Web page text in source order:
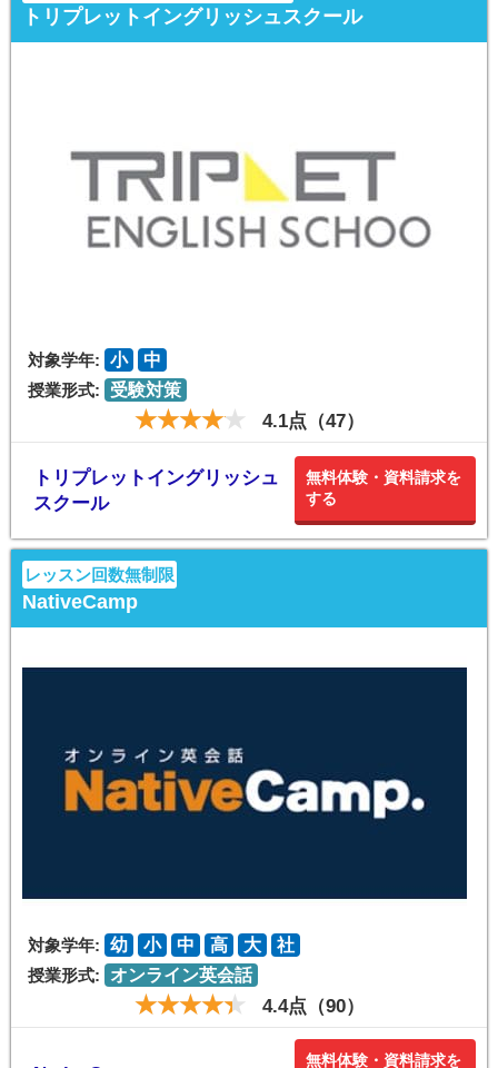
トリプレットイングリッシュスクール
対象学年: 小
中
授業形式:
受験対策
4.1点（47）
トリプレットイングリッシュ
スクール
無料体験・資料請求を
する
レッスン回数無制限
NativeCamp
対象学年: 幼 小 中 高 大
社
授業形式:
オンライン英会話
4.4点（90）
無料体験・資料請求を